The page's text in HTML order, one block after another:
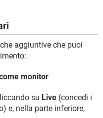
aggiuntive che puoi
monitor
su Live (concedi i
e, nella parte inferiore,